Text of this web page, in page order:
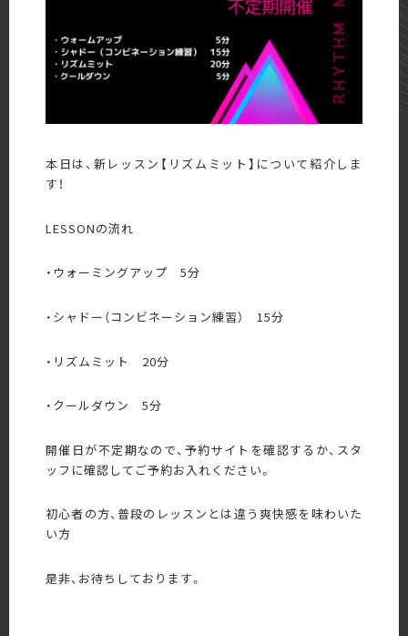
本日は、新レッスン【リズムミット】について紹介しま
す！
LESSONの流れ
・ウォーミングアップ 5分
・シャドー（コンビネーション練習） 15分
・リズムミット 20分
・クールダウン 5分
開催日が不定期なので、予約サイトを確認するか、スタ
ッフに確認してご予約お入れください。
初心者の方、普段のレッスンとは違う爽快感を味わいた
い方
是非、お待ちしております。